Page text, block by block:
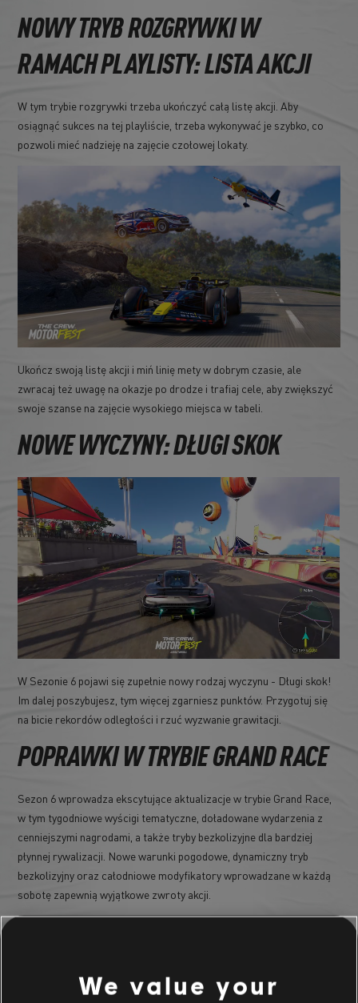
NOWY TRYB ROZGRYWKI W
RAMACH PLAYLISTY: LISTA AKCJI
W tym trybie rozgrywki trzeba ukończyć całą listę akcji. Aby
osiągnąć sukces na tej playliście, trzeba wykonywać je szybko, co
pozwoli mieć nadzieję na zajęcie czołowej lokaty.
Ukończ swoją listę akcji i miń linię mety w dobrym czasie, ale
zwracaj też uwagę na okazje po drodze i trafiaj cele, aby zwiększyć
swoje szanse na zajęcie wysokiego miejsca w tabeli.
NOWE WYCZYNY: DŁUGI SKOK
W Sezonie 6 pojawi się zupełnie nowy rodzaj wyczynu - Długi skok!
Im dalej poszybujesz, tym więcej zgarniesz punktów. Przygotuj się
na bicie rekordów odległości i rzuć wyzwanie grawitacji.
POPRAWKI W TRYBIE GRAND RACE
Sezon 6 wprowadza ekscytujące aktualizacje w trybie Grand Race,
w tym tygodniowe wyścigi tematyczne, doładowane wydarzenia z
cenniejszymi nagrodami, a także tryby bezkolizyjne dla bardziej
płynnej rywalizacji. Nowe warunki pogodowe, dynamiczny tryb
bezkolizyjny oraz całodniowe modyfikatory wprowadzane w każdą
sobotę zapewnią wyjątkowe zwroty akcji.
wybierać maszyny spośród pojazdów Main Stage, wprowadzając
We value your